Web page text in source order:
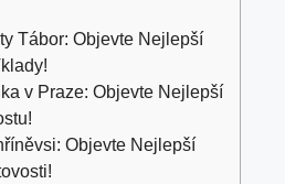
Tábor: Objevte Nejlepší
v Praze: Objevte Nejlepší
Objevte Nejlepší